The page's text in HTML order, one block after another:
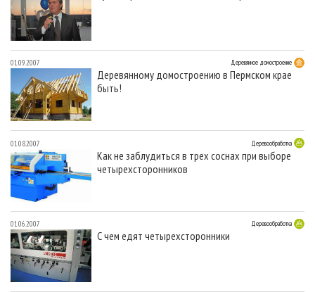
01.09.2007 Деревянное домостроение
Деревянному домостроению в Пермском крае
быть!
01.08.2007 Деревообработка
Как не заблудиться в трех соснах при выборе
четырехсторонников
01.06.2007 Деревообработка
С чем едят четырехсторонники